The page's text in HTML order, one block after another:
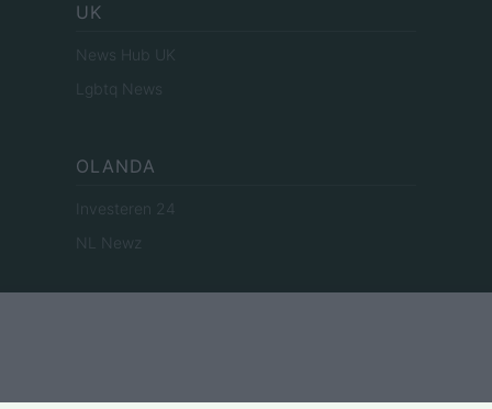
UK
News Hub UK
Lgbtq News
OLANDA
Investeren 24
NL Newz